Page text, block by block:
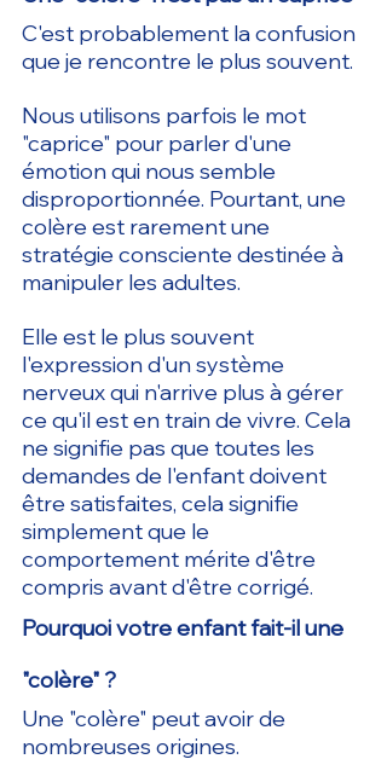
C'est probablement la confusion
que je rencontre le plus souvent.
Nous utilisons parfois le mot
"caprice" pour parler d'une
émotion qui nous semble
disproportionnée. Pourtant, une
colère est rarement une
stratégie consciente destinée à
manipuler les adultes.
Elle est le plus souvent
l'expression d'un système
nerveux qui n'arrive plus à gérer
ce qu'il est en train de vivre. Cela
ne signifie pas que toutes les
demandes de l'enfant doivent
être satisfaites, cela signifie
simplement que le
comportement mérite d'être
compris avant d'être corrigé.
Pourquoi votre enfant fait-il une
"colère" ?
Une "colère" peut avoir de
nombreuses origines.